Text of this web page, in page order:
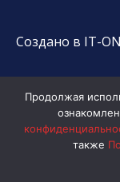
Создано в IT-
Продолжая
также